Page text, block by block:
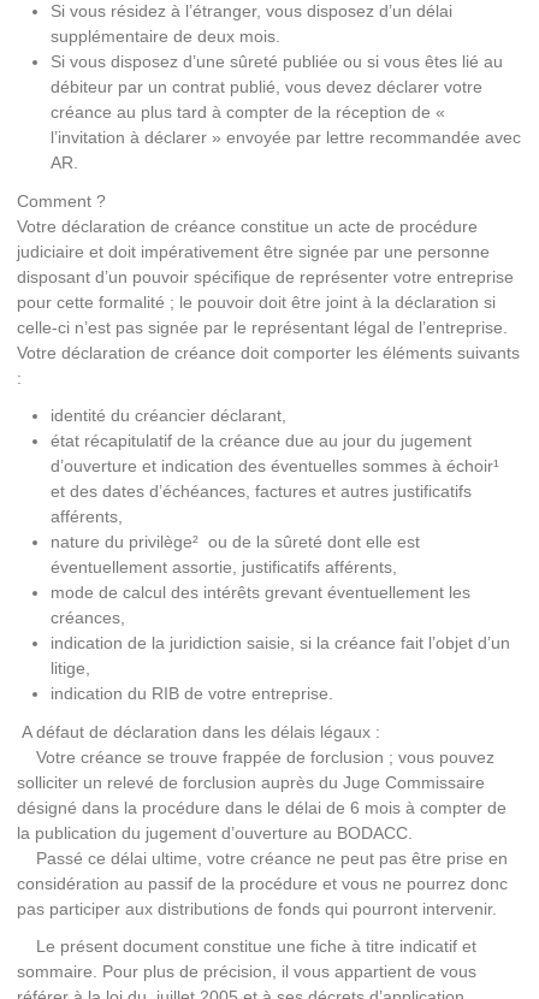
Si vous résidez à l’étranger, vous disposez d’un délai
supplémentaire de deux mois.
Si vous disposez d’une sûreté publiée ou si vous êtes lié au
débiteur par un contrat publié, vous devez déclarer votre
créance au plus tard à compter de la réception de «
l’invitation à déclarer » envoyée par lettre recommandée avec
AR.
Comment ?
Votre déclaration de créance constitue un acte de procédure
judiciaire et doit impérativement être signée par une personne
disposant d’un pouvoir spécifique de représenter votre entreprise
pour cette formalité ; le pouvoir doit être joint à la déclaration si
celle-ci n’est pas signée par le représentant légal de l’entreprise.
Votre déclaration de créance doit comporter les éléments suivants
:
identité du créancier déclarant,
état récapitulatif de la créance due au jour du jugement
d’ouverture et indication des éventuelles sommes à échoir¹
et des dates d’échéances, factures et autres justificatifs
afférents,
nature du privilège² ou de la sûreté dont elle est
éventuellement assortie, justificatifs afférents,
mode de calcul des intérêts grevant éventuellement les
créances,
indication de la juridiction saisie, si la créance fait l’objet d’un
litige,
indication du RIB de votre entreprise.
A défaut de déclaration dans les délais légaux :
Votre créance se trouve frappée de forclusion ; vous pouvez
solliciter un relevé de forclusion auprès du Juge Commissaire
désigné dans la procédure dans le délai de 6 mois à compter de
la publication du jugement d’ouverture au BODACC.
Passé ce délai ultime, votre créance ne peut pas être prise en
considération au passif de la procédure et vous ne pourrez donc
pas participer aux distributions de fonds qui pourront intervenir.
Le présent document constitue une fiche à titre indicatif et
sommaire. Pour plus de précision, il vous appartient de vous